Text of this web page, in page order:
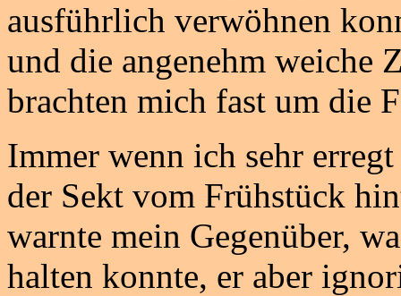
ausführlich verwöhnen
und die angenehm weiche
brachten mich fast um die
Immer wenn ich sehr
der Sekt vom Frühstück
warnte mein Gegenüber,
halten konnte, er aber